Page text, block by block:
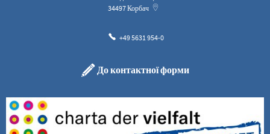
34497Корбач
+49 5631 954-0
До контактної форми